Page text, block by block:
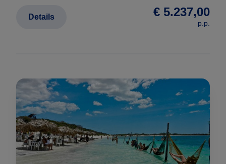
€ 5.237,00
p.p.
Details